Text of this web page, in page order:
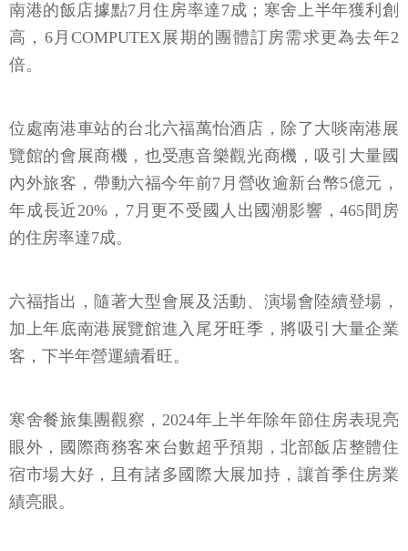
南港的飯店據點7月住房率達7成；寒舍上半年獲利創
高，6月COMPUTEX展期的團體訂房需求更為去年2
倍。
位處南港車站的台北六福萬怡酒店，除了大啖南港展
覽館的會展商機，也受惠音樂觀光商機，吸引大量國
內外旅客，帶動六福今年前7月營收逾新台幣5億元，
年成長近20%，7月更不受國人出國潮影響，465間房
的住房率達7成。
六福指出，隨著大型會展及活動、演場會陸續登場，
加上年底南港展覽館進入尾牙旺季，將吸引大量企業
客，下半年營運續看旺。
寒舍餐旅集團觀察，2024年上半年除年節住房表現亮
眼外，國際商務客來台數超乎預期，北部飯店整體住
宿市場大好，且有諸多國際大展加持，讓首季住房業
績亮眼。